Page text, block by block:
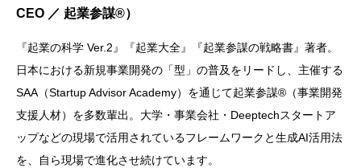
CEO ／ 起業参謀®）
『起業の科学 Ver.2』『起業大全』『起業参謀の戦略書』著者。
日本における新規事業開発の「型」の普及をリードし、主催する
SAA（Startup Advisor Academy）を通じて起業参謀®（事業開発
支援人材）を多数輩出。大学・事業会社・Deeptechスタートア
ップなどの現場で活用されているフレームワークと生成AI活用法
を、自ら現場で進化させ続けています。